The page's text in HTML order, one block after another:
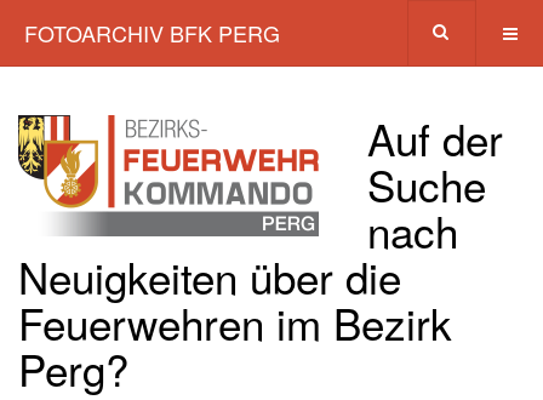
FOTOARCHIV BFK PERG
Auf der
Suche
nach
Neuigkeiten über die
Feuerwehren im Bezirk
Perg?